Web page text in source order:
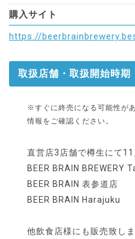
購入サイト
https://
取扱店舗・取扱開始時期
※すぐに終売になる可能性が
情報をご確認ください。
直営店3店舗で樽生にて
BEER BRAIN BREWERY
BEER BRAIN 表参道店
BEER BRAIN Harajuku
他飲食店様にも販売致しま